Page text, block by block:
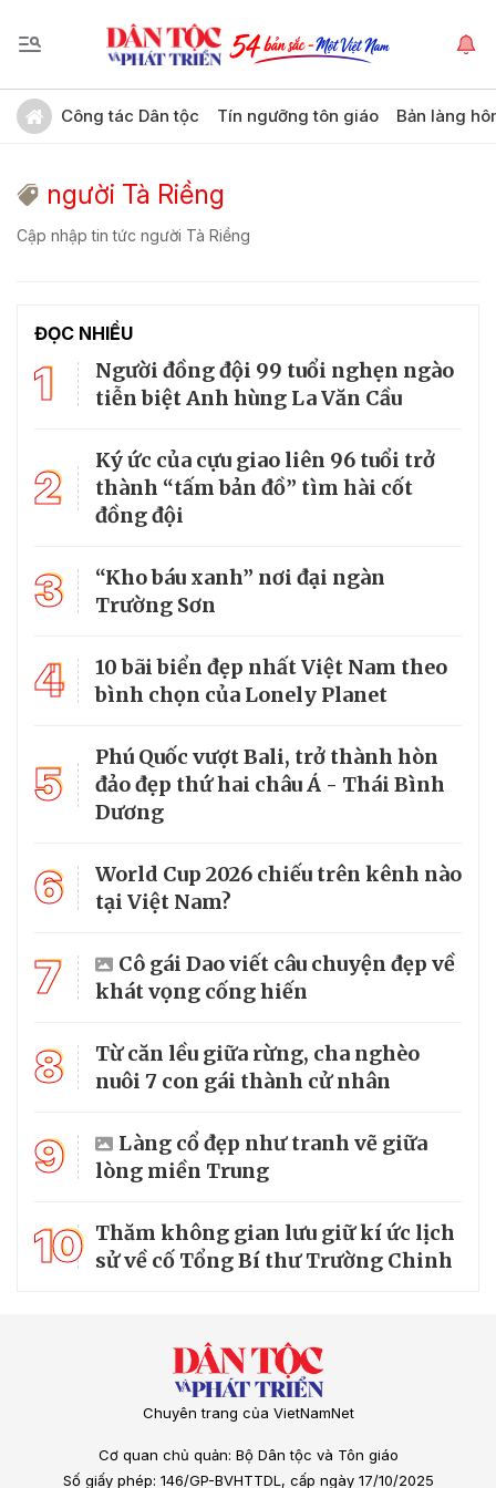
Công tác Dân tộc Tín ngưỡng tôn giáo Bản làng
người Tà Riềng
Cập nhập tin tức người Tà Riềng
ĐỌC NHIỀU
1
Người đồng đội 99 tuổi nghẹn ngào
tiễn biệt Anh hùng La Văn Cầu
2
Ký ức của cựu giao liên 96 tuổi trở
thành “tấm bản đồ” tìm hài cốt
đồng đội
3
“Kho báu xanh” nơi đại ngàn
Trường Sơn
4
10 bãi biển đẹp nhất Việt Nam theo
bình chọn của Lonely Planet
5
Phú Quốc vượt Bali, trở thành hòn
đảo đẹp thứ hai châu Á - Thái Bình
Dương
6
World Cup 2026 chiếu trên kênh nào
tại Việt Nam?
7
Cô gái Dao viết câu chuyện đẹp về
khát vọng cống hiến
8
Từ căn lều giữa rừng, cha nghèo
nuôi 7 con gái thành cử nhân
9
Làng cổ đẹp như tranh vẽ giữa
lòng miền Trung
10 Thăm không gian lưu giữ kí ức lịch
sử về cố Tổng Bí thư Trường Chinh
Chuyên trang của VietNamNet
Cơ quan chủ quản: Bộ Dân tộc và Tôn giáo
Số giấy phép: 146/GP-BVHTTDL, cấp ngày 17/10/2025